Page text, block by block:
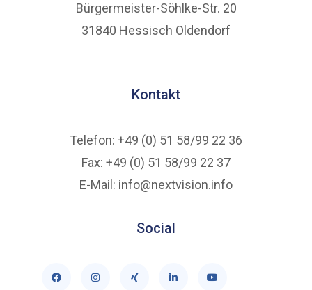
Bürgermeister-Söhlke-Str. 20
31840 Hessisch Oldendorf
Kontakt
Telefon: +49 (0) 51 58/99 22 36
Fax: +49 (0) 51 58/99 22 37
E-Mail: info@nextvision.info
Social